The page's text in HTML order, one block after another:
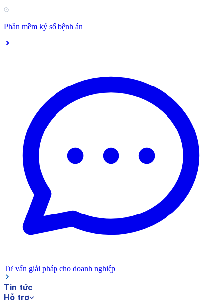
Phần mềm ký số bệnh án
Tư vấn giải pháp cho doanh nghiệp
Tin tức
Hỗ trợ